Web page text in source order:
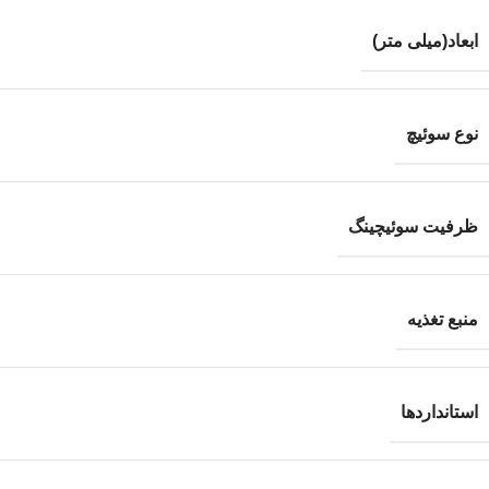
ابعاد(میلی متر)
نوع سوئیچ
ظرفیت سوئیچینگ
منبع تغذیه
استانداردها